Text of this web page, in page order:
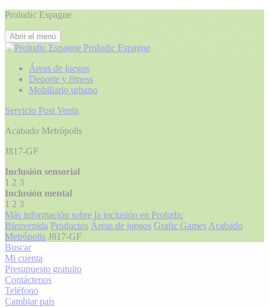
Proludic Espagne
Abrir el menú
Proludic Espagne
Áreas de juegos
Deporte y fitness
Mobiliario urbano
Servicio Post Venta
Acabado Metrópolis
J817-GF
Inclusión sensorial
1 2 3
Inclusión mental
1 2 3
Más información sobre la inclusión en Proludic
Bienvenida Productos Áreas de juegos Grafic Games Acabado
Metrópolis J817-GF
Buscar
Mi cuenta
Presupuesto gratuito
Contáctenos
Teléfono
Cambiar país